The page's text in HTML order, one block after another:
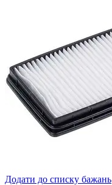
Додати до списку бажань